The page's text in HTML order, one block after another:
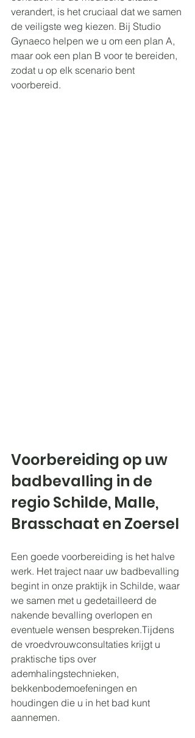
verandert, is het cruciaal dat we samen
de veiligste weg kiezen. Bij Studio
Gynaeco helpen we u om een plan A,
maar ook een plan B voor te bereiden,
zodat u op elk scenario bent
voorbereid.
Voorbereiding op uw
badbevalling in de
regio Schilde, Malle,
Brasschaat en Zoersel
Een goede voorbereiding is het halve
werk. Het traject naar uw badbevalling
begint in onze praktijk in Schilde, waar
we samen met u gedetailleerd de
nakende bevalling overlopen en
eventuele wensen bespreken.Tijdens
de vroedvrouwconsultaties krijgt u
praktische tips over
ademhalingstechnieken,
bekkenbodemoefeningen en
houdingen die u in het bad kunt
aannemen.